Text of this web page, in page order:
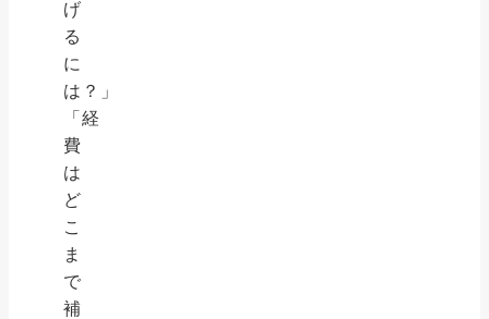
げ
る
に
は？」
「経
費
は
ど
こ
ま
で
補